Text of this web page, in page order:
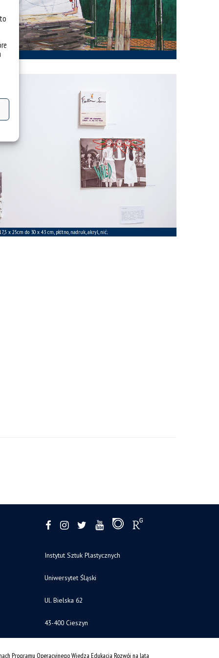
Instytut Sztuk Plastycznych
Uniwersytet Śląski
Ul. Bielska 62
43-400 Cieszyn
Programu Operacyjnego Wiedza Edukacja Rozwój na lata